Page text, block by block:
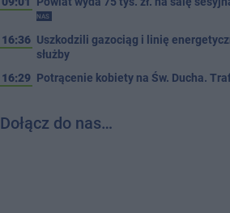
NAS
16:36 Uszkodzili gazociąg i linię
służby
16:29 Potrącenie kobiety na Św. Ducha.
Dołącz do nas…